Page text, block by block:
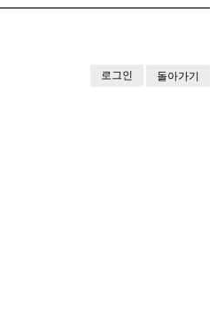
로그인 돌아가기